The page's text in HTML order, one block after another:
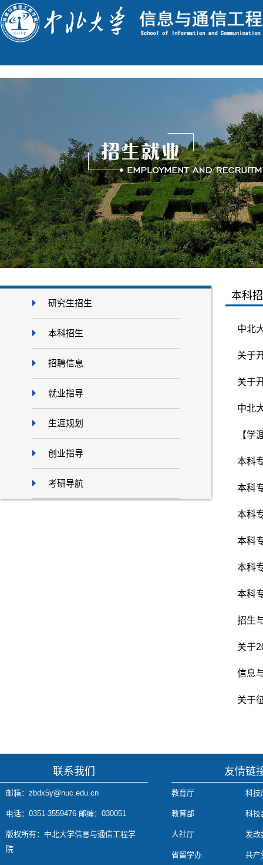
研究生招生
本科招生
招聘信息
就业指导
生涯规划
创业指导
考研导航
本科
中北
关于
关于
中北
【学
本科
本科
本科
本科
本科
本科
招生
关于
信息
关于
联系我们
邮箱：zbdx5y@nuc.edu.cn
电话：0351-3559476 邮编：030051
版权所有：中北大学信息与通信工程学
院
友情链
教育厅 科技
教育部 科技
人社厅 发改
省留学办 共产